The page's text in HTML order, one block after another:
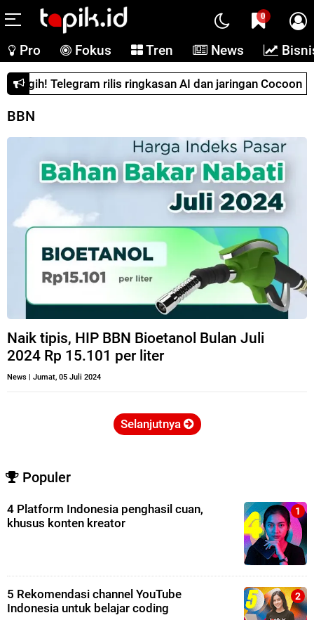
0
Pro Fokus Tren News
Canggih! Telegram rilis ringkasan AI dan jaringan Cocoon
BBN
Naik tipis, HIP BBN Bioetanol Bulan Juli
2024 Rp 15.101 per liter
News | Jumat, 05 Juli 2024
Selanjutnya
Populer
4 Platform Indonesia penghasil cuan,
khusus konten kreator
5 Rekomendasi channel YouTube
Indonesia untuk belajar coding